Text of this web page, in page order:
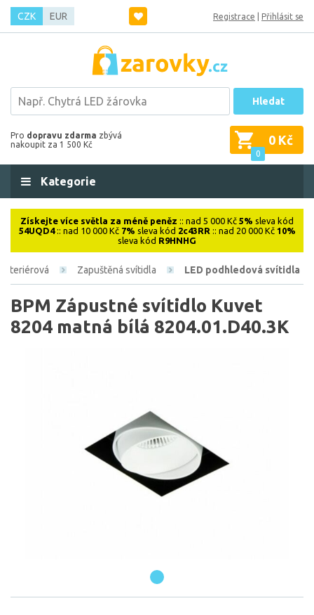
CZK EUR Registrace Přihlásit se
Hledat
Pro dopravu zdarma zbývá
nakoupit za 1 500 Kč
0
0 Kč
Kategorie
Získejte více světla za méně peněz :: nad 5 000 Kč 5% sleva kód
54UQD4:: nad 10 000 Kč 7% sleva kód 2c43RR :: nad 20 000 Kč 10%
sleva kód R9HNHG
Interiérová Zapuštěná svítidla LED podhledová svítidla
BPM Zápustné svítidlo Kuvet
8204 matná bílá 8204.01.D40.3K